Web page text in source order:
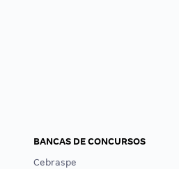
BANCAS DE CONCURSOS
Cebraspe